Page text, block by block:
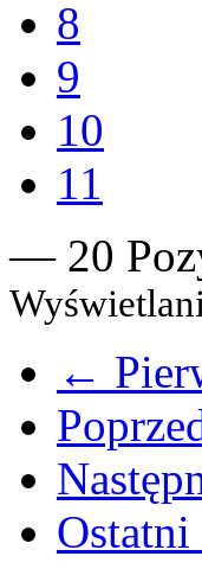
8
9
10
11
— 20
←